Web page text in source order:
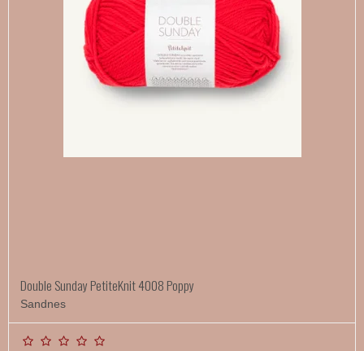
Double Sunday PetiteKnit 4008 Poppy
Sandnes